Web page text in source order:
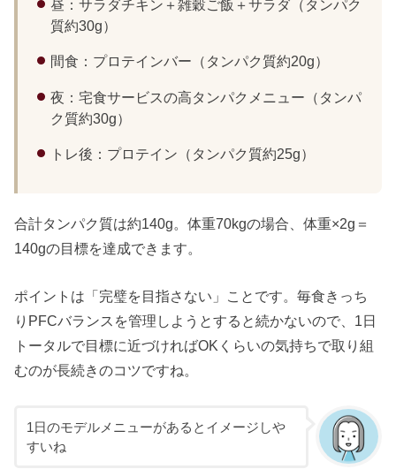
昼：サラダチキン＋雑穀ご飯＋サラダ（タンパク
質約30g）
間食：プロテインバー（タンパク質約20g）
夜：宅食サービスの高タンパクメニュー（タンパ
ク質約30g）
トレ後：プロテイン（タンパク質約25g）
合計タンパク質は約140g。体重70kgの場合、体重×2g＝
140gの目標を達成できます。
ポイントは「完璧を目指さない」ことです。毎食きっち
りPFCバランスを管理しようとすると続かないので、1日
トータルで目標に近づければOKくらいの気持ちで取り組
むのが長続きのコツですね。
1日のモデルメニューがあるとイメージしや
すいね